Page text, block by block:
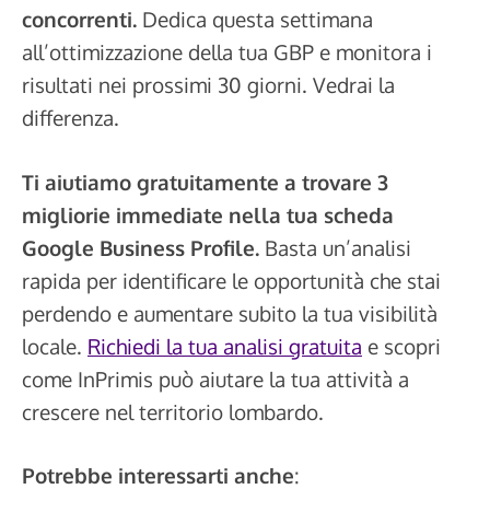
concorrenti. Dedica questa settimana
all’ottimizzazione della tua GBP e monitora i
risultati nei prossimi 30 giorni. Vedrai la
differenza.
Ti aiutiamo gratuitamente a trovare 3
migliorie immediate nella tua scheda
Google Business Profile. Basta un’analisi
rapida per identificare le opportunità che stai
perdendo e aumentare subito la tua visibilità
locale. Richiedi la tua analisi gratuita e scopri
come InPrimis può aiutare la tua attività a
crescere nel territorio lombardo.
Potrebbe interessarti anche: